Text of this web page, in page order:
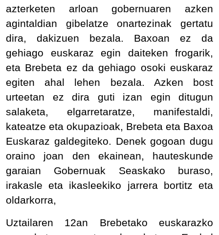
azterketen arloan gobernuaren azken
agintaldian gibelatze onartezinak gertatu
dira, dakizuen bezala. Baxoan ez da
gehiago euskaraz egin daiteken frogarik,
eta Brebeta ez da gehiago osoki euskaraz
egiten ahal lehen bezala. Azken bost
urteetan ez dira guti izan egin ditugun
salaketa, elgarretaratze, manifestaldi,
kateatze eta okupazioak, Brebeta eta Baxoa
Euskaraz galdegiteko. Denek gogoan dugu
oraino joan den ekainean, hauteskunde
garaian Gobernuak Seaskako buraso,
irakasle eta ikasleekiko jarrera bortitz eta
oldarkorra,
Uztailaren 12an Brebetako euskarazko